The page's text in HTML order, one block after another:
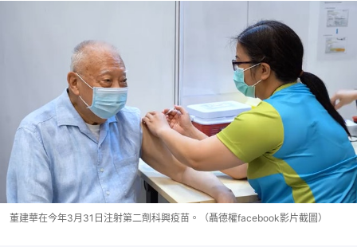
董建華在今年3月31日注射第二劑科興疫苗。（聶德權facebook影片截圖）